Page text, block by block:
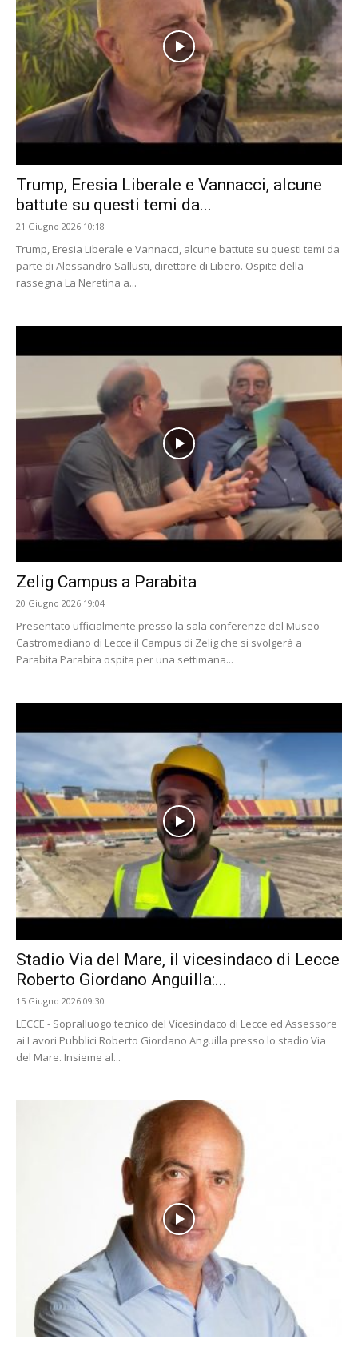
Trump, Eresia Liberale e Vannacci, alcune
battute su questi temi da...
21 Giugno 2026 10:18
Trump, Eresia Liberale e Vannacci, alcune battute su questi temi da
parte di Alessandro Sallusti, direttore di Libero. Ospite della
rassegna La Neretina a...
Zelig Campus a Parabita
20 Giugno 2026 19:04
Presentato ufficialmente presso la sala conferenze del Museo
Castromediano di Lecce il Campus di Zelig che si svolgerà a
Parabita Parabita ospita per una settimana...
Stadio Via del Mare, il vicesindaco di Lecce
Roberto Giordano Anguilla:...
15 Giugno 2026 09:30
LECCE - Sopralluogo tecnico del Vicesindaco di Lecce ed Assessore
ai Lavori Pubblici Roberto Giordano Anguilla presso lo stadio Via
del Mare. Insieme al...